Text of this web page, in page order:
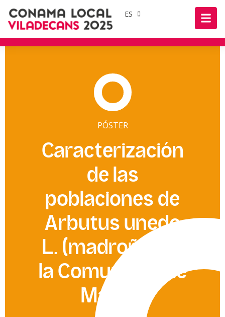
ES
PÓSTER
Caracterización
de las
poblaciones de
Arbutus unedo
L. (madroño) en
la Comunidad de
Madrid